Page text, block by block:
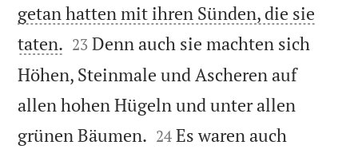
getan hatten mit ihren Sünden, die sie
taten. 

23 Denn auch sie machten sich
Höhen, Steinmale und Ascheren auf
allen hohen Hügeln und unter allen
grünen Bäumen. 

24 Es waren auch